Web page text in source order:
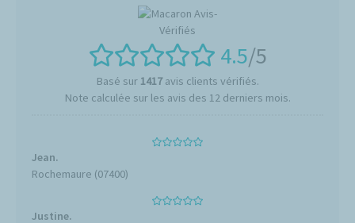
4.5/5
Basé sur 1417avis clients vérifiés.
Note calculée sur les avis des 12 derniers mois.
Jean.
Rochemaure (07400)
Justine.